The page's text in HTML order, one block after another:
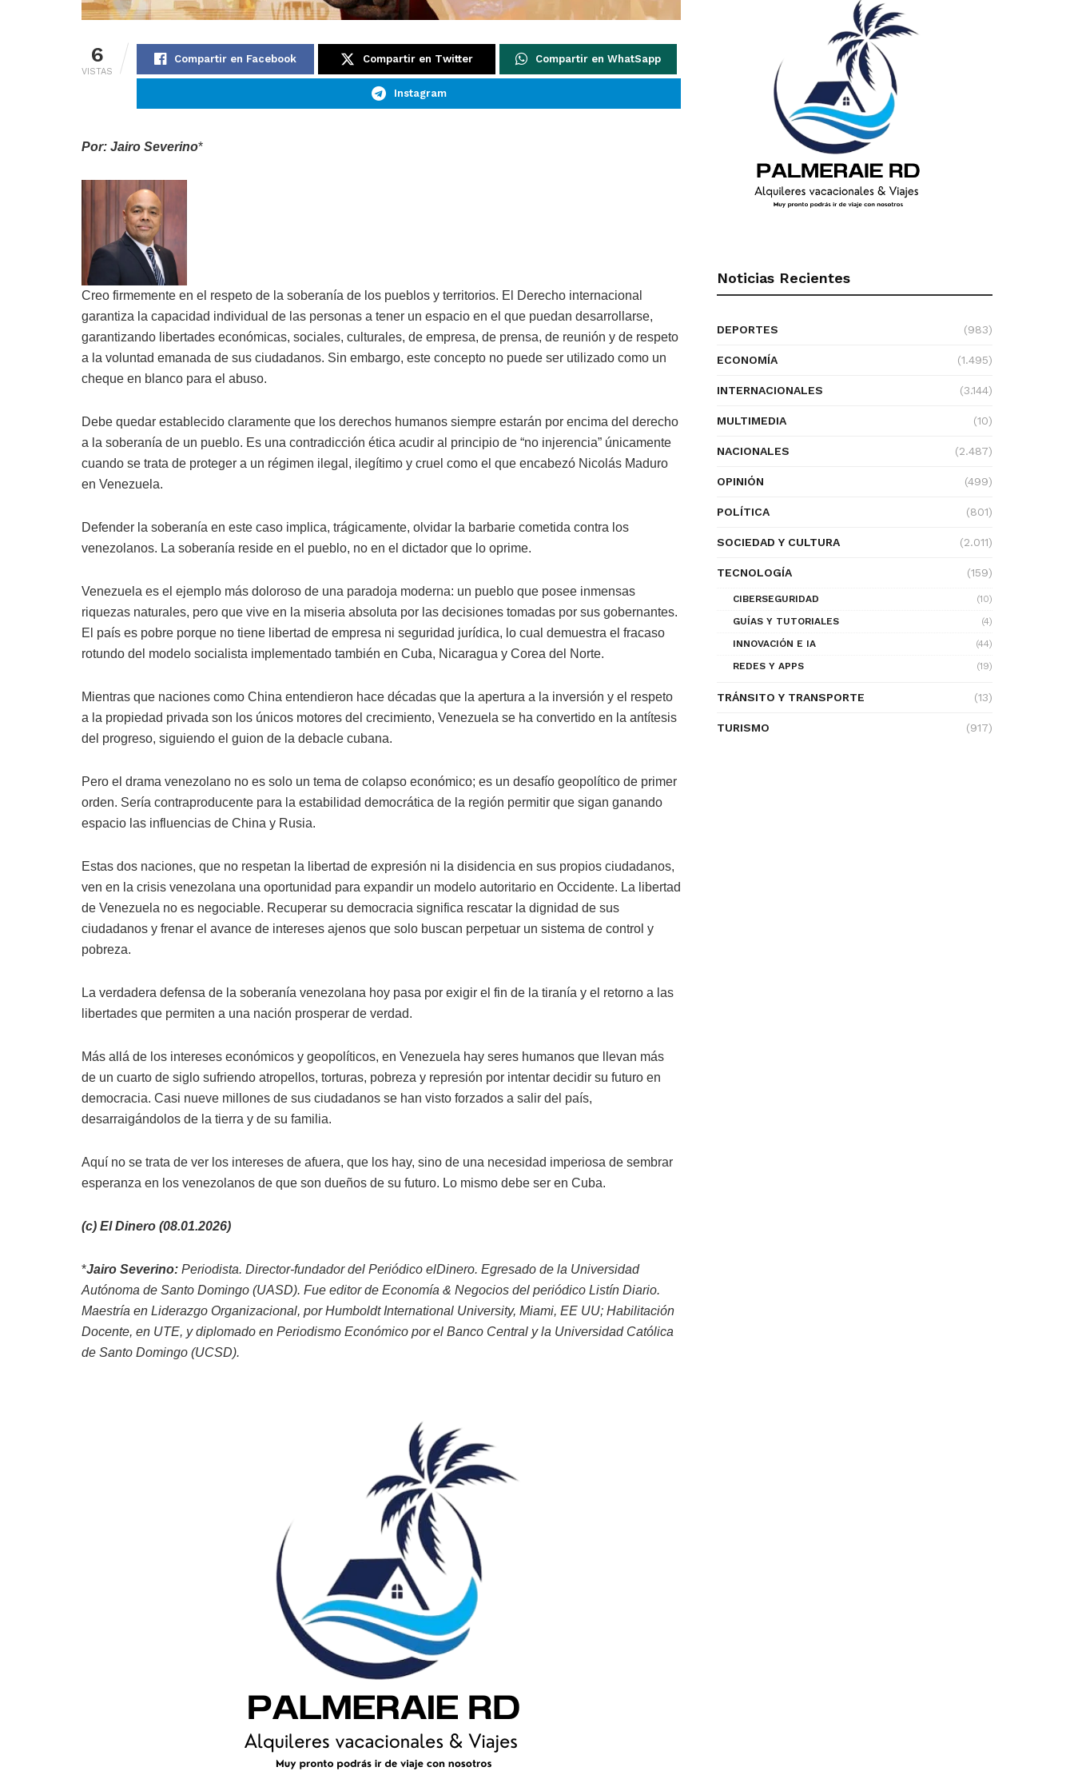
6
VISTAS
Compartir en Facebook Compartir en Twitter Compartir en WhatSapp
Instagram
Por: Jairo Severino*
Creo firmemente en el respeto de la soberanía de los pueblos y territorios. El Derecho internacional
garantiza la capacidad individual de las personas a tener un espacio en el que puedan desarrollarse,
garantizando libertades económicas, sociales, culturales, de empresa, de prensa, de reunión y de respeto
a la voluntad emanada de sus ciudadanos. Sin embargo, este concepto no puede ser utilizado como un
cheque en blanco para el abuso.
Debe quedar establecido claramente que los derechos humanos siempre estarán por encima del derecho
a la soberanía de un pueblo. Es una contradicción ética acudir al principio de “no injerencia” únicamente
cuando se trata de proteger a un régimen ilegal, ilegítimo y cruel como el que encabezó Nicolás Maduro
en Venezuela.
Defender la soberanía en este caso implica, trágicamente, olvidar la barbarie cometida contra los
venezolanos. La soberanía reside en el pueblo, no en el dictador que lo oprime.
Venezuela es el ejemplo más doloroso de una paradoja moderna: un pueblo que posee inmensas
riquezas naturales, pero que vive en la miseria absoluta por las decisiones tomadas por sus gobernantes.
El país es pobre porque no tiene libertad de empresa ni seguridad jurídica, lo cual demuestra el fracaso
rotundo del modelo socialista implementado también en Cuba, Nicaragua y Corea del Norte.
Mientras que naciones como China entendieron hace décadas que la apertura a la inversión y el respeto
a la propiedad privada son los únicos motores del crecimiento, Venezuela se ha convertido en la antítesis
del progreso, siguiendo el guion de la debacle cubana.
Pero el drama venezolano no es solo un tema de colapso económico; es un desafío geopolítico de primer
orden. Sería contraproducente para la estabilidad democrática de la región permitir que sigan ganando
espacio las influencias de China y Rusia.
Estas dos naciones, que no respetan la libertad de expresión ni la disidencia en sus propios ciudadanos,
ven en la crisis venezolana una oportunidad para expandir un modelo autoritario en Occidente. La libertad
de Venezuela no es negociable. Recuperar su democracia significa rescatar la dignidad de sus
ciudadanos y frenar el avance de intereses ajenos que solo buscan perpetuar un sistema de control y
pobreza.
La verdadera defensa de la soberanía venezolana hoy pasa por exigir el fin de la tiranía y el retorno a las
libertades que permiten a una nación prosperar de verdad.
Más allá de los intereses económicos y geopolíticos, en Venezuela hay seres humanos que llevan más
de un cuarto de siglo sufriendo atropellos, torturas, pobreza y represión por intentar decidir su futuro en
democracia. Casi nueve millones de sus ciudadanos se han visto forzados a salir del país,
desarraigándolos de la tierra y de su familia.
Aquí no se trata de ver los intereses de afuera, que los hay, sino de una necesidad imperiosa de sembrar
esperanza en los venezolanos de que son dueños de su futuro. Lo mismo debe ser en Cuba.
(c) El Dinero (08.01.2026)
*Jairo Severino: Periodista. Director-fundador del Periódico elDinero. Egresado de la Universidad
Autónoma de Santo Domingo (UASD). Fue editor de Economía & Negocios del periódico Listín Diario.
Maestría en Liderazgo Organizacional, por Humboldt International University, Miami, EE UU; Habilitación
Docente, en UTE, y diplomado en Periodismo Económico por el Banco Central y la Universidad Católica
de Santo Domingo (UCSD).
Noticias Recientes
DEPORTES (983)
ECONOMÍA (1.495)
INTERNACIONALES (3.144)
MULTIMEDIA (10)
NACIONALES (2.487)
OPINIÓN (499)
POLÍTICA (801)
SOCIEDAD Y CULTURA (2.011)
TECNOLOGÍA (159)
CIBERSEGURIDAD
(10)
GUÍAS Y TUTORIALES
(4)
INNOVACIÓN E IA
(44)
REDES Y APPS
(19)
TRÁNSITO Y TRANSPORTE (13)
TURISMO (917)